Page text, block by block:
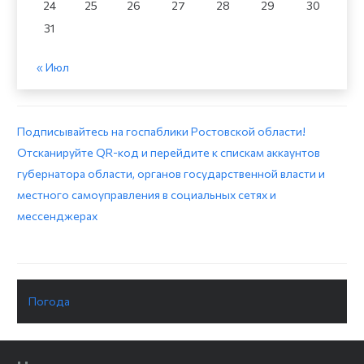
24 25 26 27 28 29
30
31
« Июл
Подписывайтесь на госпаблики Ростовской области!
Отсканируйте QR-код и перейдите к спискам аккаунтов
губернатора области, органов государственной власти и
местного самоуправления в социальных сетях и
мессенджерах
Погода